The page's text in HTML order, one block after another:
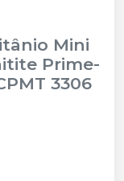
Mini
Prime-
3306